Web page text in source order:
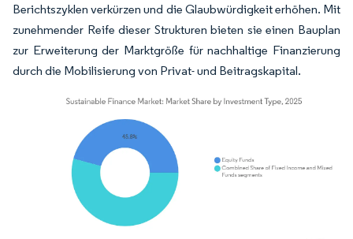
Berichtszyklen verkürzen und die Glaubwürdigkeit erhöhen. Mit
zunehmender Reife dieser Strukturen bieten sie einen Bauplan
zur Erweiterung der Marktgröße für nachhaltige Finanzierung
durch die Mobilisierung von Privat- und Beitragskapital.